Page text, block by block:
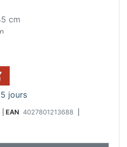
cm
jours
EAN 4027801213688